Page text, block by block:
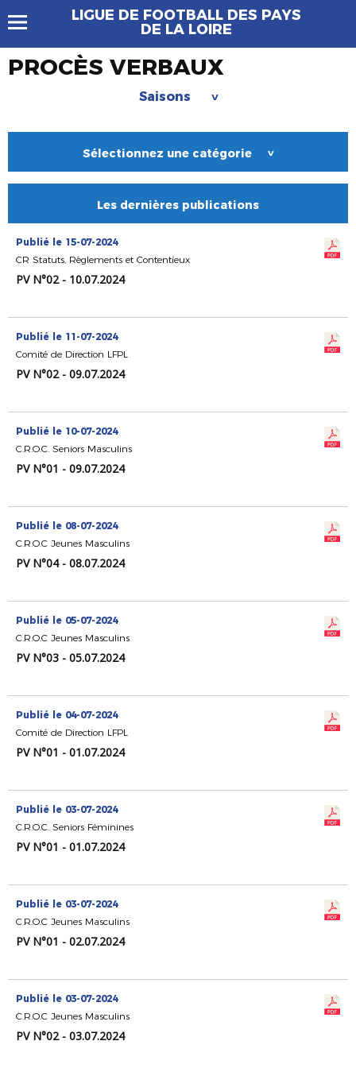
LIGUE DE FOOTBALL DES PAYS
DE LA LOIRE
PROCÈS VERBAUX
Saisons >
Sélectionnez une catégorie >
Les dernières publications
Publié le 15-07-2024
CR Statuts, Règlements et Contentieux
PV N°02 - 10.07.2024
Publié le 11-07-2024
Comité de Direction LFPL
PV N°02 - 09.07.2024
Publié le 10-07-2024
C.R.O.C. Seniors Masculins
PV N°01 - 09.07.2024
Publié le 08-07-2024
C.R.O.C Jeunes Masculins
PV N°04 - 08.07.2024
Publié le 05-07-2024
C.R.O.C Jeunes Masculins
PV N°03 - 05.07.2024
Publié le 04-07-2024
Comité de Direction LFPL
PV N°01 - 01.07.2024
Publié le 03-07-2024
C.R.O.C. Seniors Féminines
PV N°01 - 01.07.2024
Publié le 03-07-2024
C.R.O.C Jeunes Masculins
PV N°01 - 02.07.2024
Publié le 03-07-2024
C.R.O.C Jeunes Masculins
PV N°02 - 03.07.2024